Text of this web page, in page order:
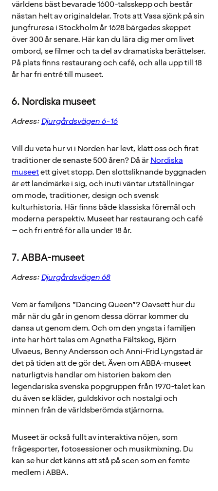
världens bäst bevarade 1600-talsskepp och består
nästan helt av originaldelar. Trots att Vasa sjönk på sin
jungfruresa i Stockholm år 1628 bärgades skeppet
över 300 år senare. Här kan du lära dig mer om livet
ombord, se filmer och ta del av dramatiska berättelser.
På plats finns restaurang och café, och alla upp till 18
år har fri entré till museet.
6. Nordiska museet
Adress:Djurgårdsvägen 6-16
Vill du veta hur vi i Norden har levt, klätt oss och firat
traditioner de senaste 500 åren? Då ärNordiska
museetett givet stopp. Den slottsliknande byggnaden
är ett landmärke i sig, och inuti väntar utställningar
om mode, traditioner, design och svensk
kulturhistoria. Här finns både klassiska föremål och
moderna perspektiv. Museet har restaurang och café
– och fri entré för alla under 18 år.
7. ABBA-museet
Adress:Djurgårdsvägen 68
Vem är familjens ”Dancing Queen”? Oavsett hur du
mår när du går in genom dessa dörrar kommer du
dansa ut genom dem. Och om den yngsta i familjen
inte har hört talas om Agnetha Fältskog, Björn
Ulvaeus, Benny Andersson och Anni-Frid Lyngstad är
det på tiden att de gör det. Även om ABBA-museet
naturligtvis handlar om historien bakom den
legendariska svenska popgruppen från 1970-talet kan
du även se kläder, guldskivor och nostalgi och
minnen från de världsberömda stjärnorna.
Museet är också fullt av interaktiva nöjen, som
frågesporter, fotosessioner och musikmixning. Du
kan se hur det känns att stå på scen som en femte
medlem i ABBA.